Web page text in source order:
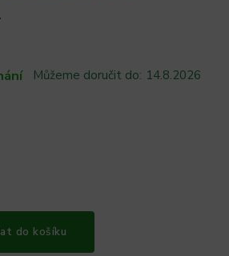
Můžeme doručit do: 14.8.2026
do košíku